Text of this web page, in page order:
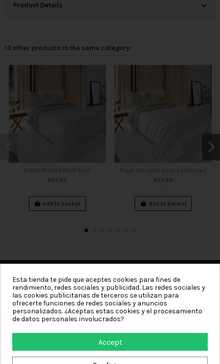
Product Details
13 other products in the same category:
Delfos Printed Bouti Quilt
€53.99
Add to basket
Krypt stamped bouti bedspread
€53.99
Add to basket
Categories
Information
Contact us
Esta tienda te pide que aceptes cookies para fines de
rendimiento, redes sociales y publicidad. Las redes sociales y
las cookies publicitarias de terceros se utilizan para
ofrecerte funciones de redes sociales y anuncios
personalizados. ¿Aceptas estas cookies y el procesamiento
de datos personales involucrados?
Accept